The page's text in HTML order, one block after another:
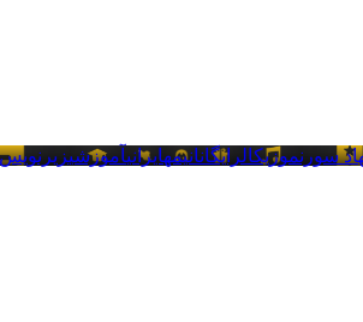
سورنموزیکالرایگانانیمهایرانیآموزشی